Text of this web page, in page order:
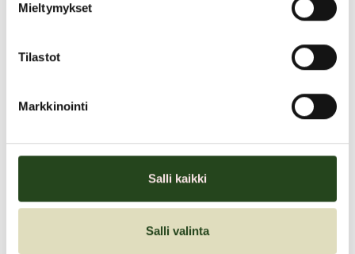
Mieltymykset
Tilastot
Markkinointi
Salli kaikki
Salli valinta
PAHOITTELUT, TARJOUS EI OLE ENÄÄ VOIMASSA
Synlabin tammi-helmikuun tarjoukset!